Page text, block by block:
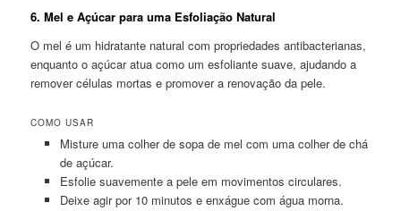
6.Mel e Açúcar para uma Esfoliação Natural
O mel é um hidratante natural com propriedades antibacterianas,
enquanto o açúcar atua como um esfoliante suave, ajudando a
remover células mortas e promover a renovação da pele.
COMO USAR
Misture uma colher de sopa de mel com uma colher de chá
de açúcar.
Esfolie suavemente a pele em movimentos circulares.
Deixe agir por 10 minutos e enxágue com água morna.